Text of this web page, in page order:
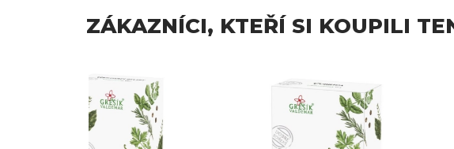
ZÁKAZNÍCI, KTEŘÍ SI KOUPILI